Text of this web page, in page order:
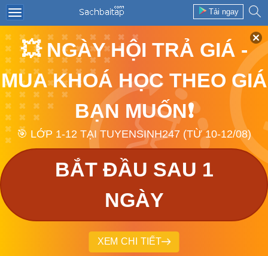
Tải ngay
💥 NGÀY HỘI TRẢ GIÁ -
MUA KHOÁ HỌC THEO GIÁ
BẠN MUỐN❗
🎯 LỚP 1-12 TẠI TUYENSINH247 (TỪ 10-12/08)
BẮT ĐẦU SAU 1
NGÀY
XEM CHI TIẾT